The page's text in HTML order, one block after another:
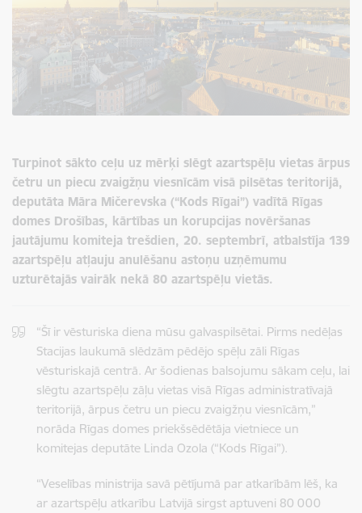
Turpinot sākto ceļu uz mērķi slēgt azartspēļu vietas ārpus
četru un piecu zvaigžņu viesnīcām visā pilsētas teritorijā,
deputāta Māra Mičerevska (“Kods Rīgai”) vadītā Rīgas
domes Drošības, kārtības un korupcijas novēršanas
jautājumu komiteja trešdien, 20. septembrī, atbalstīja 139
azartspēļu atļauju anulēšanu astoņu uzņēmumu
uzturētajās vairāk nekā 80 azartspēļu vietās.
“Šī ir vēsturiska diena mūsu galvaspilsētai. Pirms nedēļas
Stacijas laukumā slēdzām pēdējo spēļu zāli Rīgas
vēsturiskajā centrā. Ar šodienas balsojumu sākam ceļu, lai
slēgtu azartspēļu zāļu vietas visā Rīgas administratīvajā
teritorijā, ārpus četru un piecu zvaigžņu viesnīcām,”
norāda Rīgas domes priekšsēdētāja vietniece un
komitejas deputāte Linda Ozola (“Kods Rīgai”).
“Veselības ministrija savā pētījumā par atkarībām lēš, ka
ar azartspēļu atkarību Latvijā sirgst aptuveni 80 000